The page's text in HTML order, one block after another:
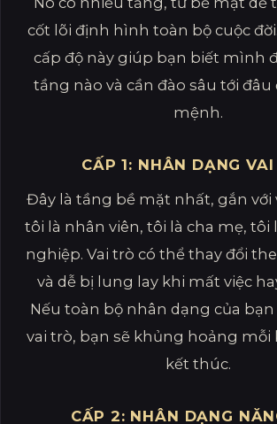
cốt lõi định hình toàn bộ cuộc
cấp độ này giúp bạn biết mình
tầng nào và cần đào sâu tới đâu
mệnh.
CẤP 1: NHÂN DẠNG
Đây là tầng bề mặt nhất, gắn với
tôi là nhân viên, tôi là cha mẹ, tôi
nghiệp. Vai trò có thể thay đổi
và dễ bị lung lay khi mất việc
Nếu toàn bộ nhân dạng của
vai trò, bạn sẽ khủng hoảng mỗi
kết thúc.
CẤP 2: NHÂN DẠNG